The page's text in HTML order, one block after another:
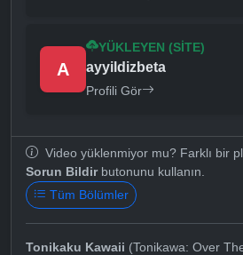
A
YÜKLEYEN (SITE)
ayyildizbeta
Profili Gör
Video yüklenmiyor mu? Farklı bir
Sorun Bildirbutonunu kullanın.
Tüm Bölümler
Tonikaku Kawaii (Tonikawa: Over